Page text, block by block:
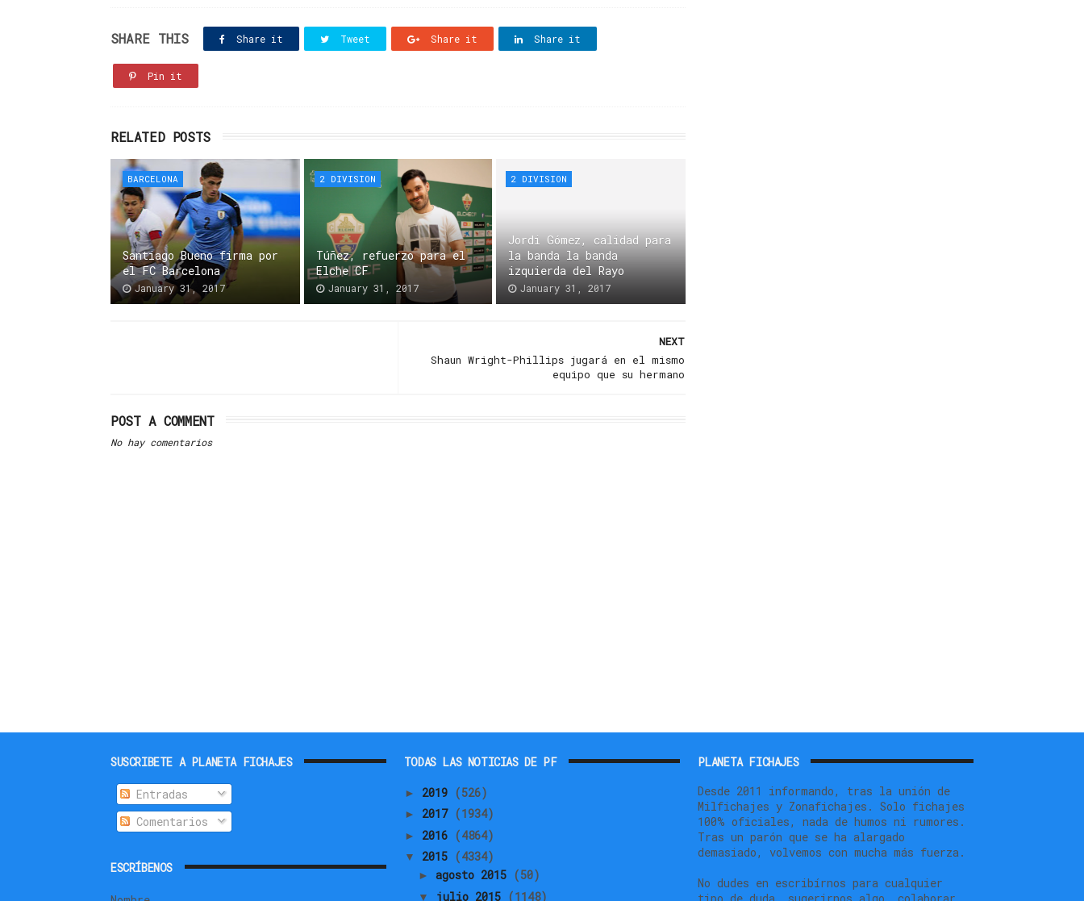
SHARE THIS Share it Tweet Share it Share it
Pin it
RELATED POSTS
BARCELONA
Santiago Bueno firma por
el FC Barcelona
January 31, 2017
2 DIVISION
Túñez, refuerzo para el
Elche CF
January 31, 2017
2 DIVISION
Jordi Gómez, calidad para
la banda la banda
izquierda del Rayo
January 31, 2017
NEXT
Shaun Wright-Phillips jugará en el mismo
equipo que su hermano
POST A COMMENT
No hay comentarios
SUSCRIBETE A PLANETA FICHAJES
Entradas
Comentarios
ESCRÍBENOS
TODAS LAS NOTICIAS DE PF
► 2019 (526)
► 2017 (1934)
► 2016 (4864)
▼ 2015 (4334)
► agosto 2015 (50)
▼ julio 2015 (1148)
PLANETA FICHAJES
Desde 2011 informando, tras la unión de
Milfichajes y Zonafichajes. Solo fichajes
100% oficiales, nada de humos ni rumores.
Tras un parón que se ha alargado
demasiado, volvemos con mucha más fuerza.
No dudes en escribírnos para cualquier